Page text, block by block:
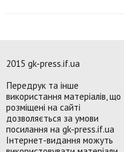
2015 gk-press.if.ua
Передрук та інше
використання матеріалів, що
розміщені на сайті
дозволяється за умови
посилання на gk-press.if.ua
Інтернет-видання можуть